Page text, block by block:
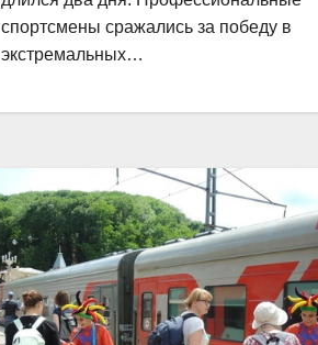
спортсмены сражались за победу в
экстремальных…